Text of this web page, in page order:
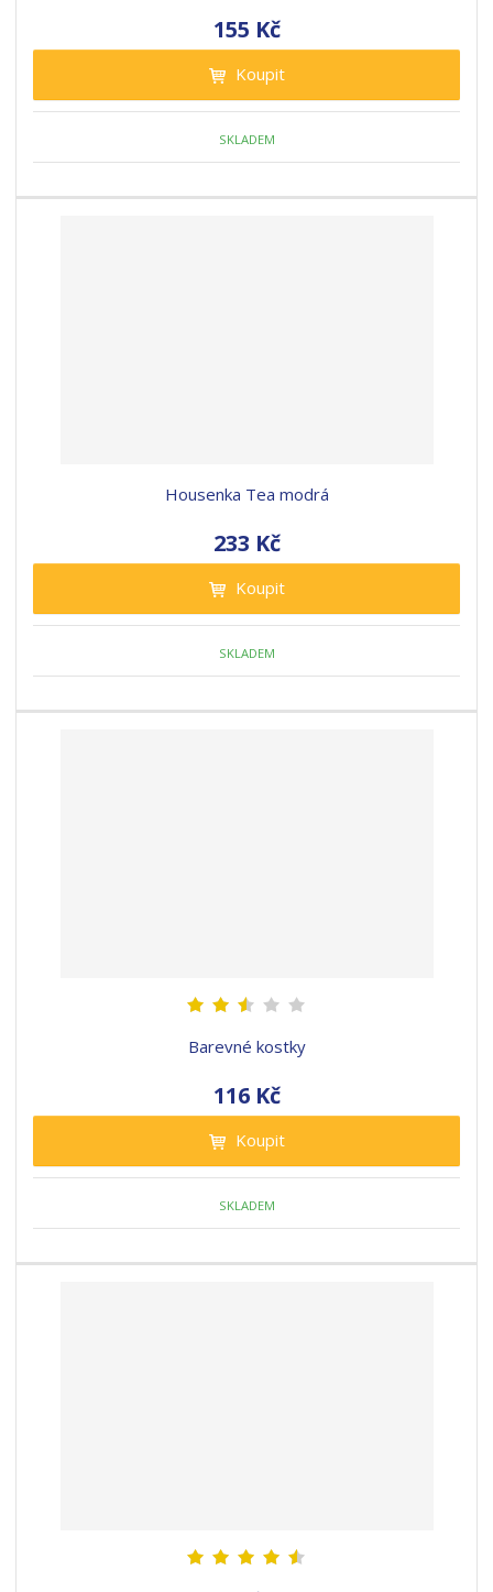
155 Kč
Koupit
SKLADEM
Housenka Tea modrá
233 Kč
Koupit
SKLADEM
Barevné kostky
116 Kč
Koupit
SKLADEM